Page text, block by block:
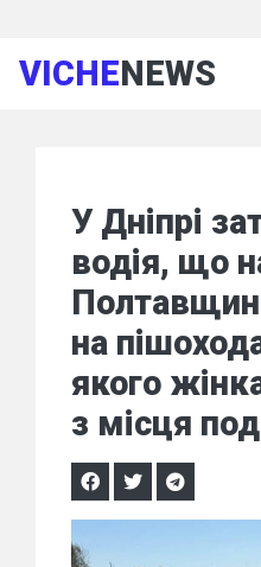
VICHENEWS
У Дніпрі
водія, що
на
якого
з місця